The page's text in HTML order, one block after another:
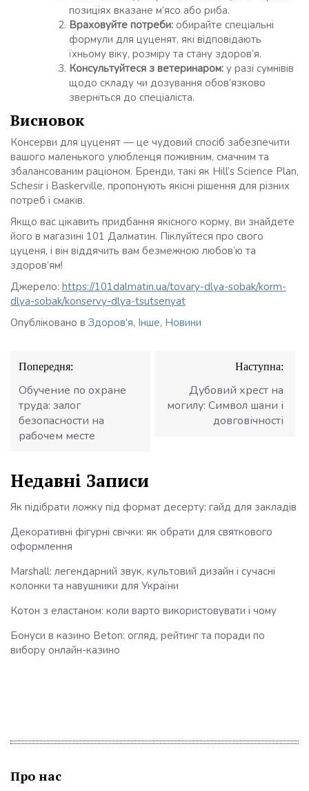
позиціях вказане м’ясо або риба.
Враховуйте потреби: обирайте спеціальні
формули для цуценят, які відповідають
їхньому віку, розміру та стану здоров’я.
Консультуйтеся з ветеринаром: у разі сумнівів
щодо складу чи дозування обов’язково
зверніться до спеціаліста.
Висновок
Консерви для цуценят — це чудовий спосіб забезпечити
вашого маленького улюбленця поживним, смачним та
збалансованим раціоном. Бренди, такі як Hill’s Science Plan,
Schesir і Baskerville, пропонують якісні рішення для різних
потреб і смаків.
Якщо вас цікавить придбання якісного корму, ви знайдете
його в магазині 101 Далматин. Піклуйтеся про свого
цуценя, і він віддячить вам безмежною любов’ю та
здоров’ям!
Джерело: https://101dalmatin.ua/tovary-dlya-sobak/korm-
dlya-sobak/konservy-dlya-tsutsenyat
Опубліковано в Здоров'я, Інше, Новини
Навігація
записів
Попередня:
Обучение по охране
труда: залог
безопасности на
рабочем месте
Наступна:
Дубовий хрест на
могилу: Символ шани і
довговічності
Недавні Записи
Як підібрати ложку під формат десерту: гайд для закладів
Декоративні фігурні свічки: як обрати для святкового
оформлення
Marshall: легендарний звук, культовий дизайн і сучасні
колонки та навушники для України
Котон з еластаном: коли варто використовувати і чому
Бонуси в казино Beton: огляд, рейтинг та поради по
вибору онлайн-казино
Про нас